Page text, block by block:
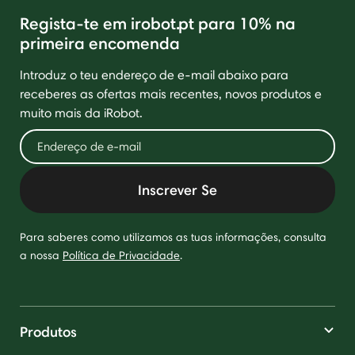
Regista-te em irobot.pt para 10% na
primeira encomenda
Introduz o teu endereço de e-mail abaixo para
receberes as ofertas mais recentes, novos produtos e
muito mais da iRobot.
Inscrever Se
Para saberes como utilizamos as tuas informações, consulta
a nossa Política de Privacidade.
Produtos